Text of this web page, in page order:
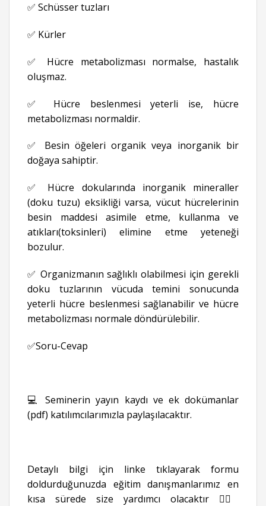
✅ Schüsser tuzları
✅ Kürler
✅ Hücre metabolizması normalse, hastalık
oluşmaz.
✅ Hücre beslenmesi yeterli ise, hücre
metabolizması normaldir.
✅ Besin öğeleri organik veya inorganik bir
doğaya sahiptir.
✅ Hücre dokularında inorganik mineraller
(doku tuzu) eksikliği varsa, vücut hücrelerinin
besin maddesi asimile etme, kullanma ve
atıkları(toksinleri) elimine etme yeteneği
bozulur.
✅ Organizmanın sağlıklı olabilmesi için gerekli
doku tuzlarının vücuda temini sonucunda
yeterli hücre beslenmesi sağlanabilir ve hücre
metabolizması normale döndürülebilir.
✅Soru-Cevap
💻 Seminerin yayın kaydı ve ek dokümanlar
(pdf) katılımcılarımızla paylaşılacaktır.
Detaylı bilgi için linke tıklayarak formu
doldurduğunuzda eğitim danışmanlarımız en
kısa sürede size yardımcı olacaktır 👉🏻